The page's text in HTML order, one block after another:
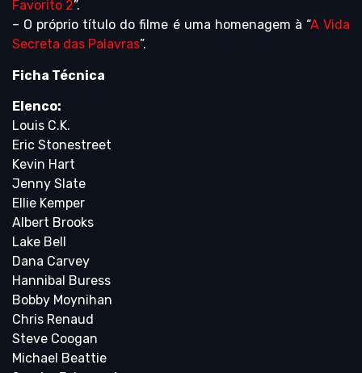
Favorito 2”.
– O próprio título do filme é uma homenagem à “A Vida
Secreta das Palavras”.
Ficha Técnica
Elenco:
Louis C.K.
Eric Stonestreet
Kevin Hart
Jenny Slate
Ellie Kemper
Albert Brooks
Lake Bell
Dana Carvey
Hannibal Buress
Bobby Moynihan
Chris Renaud
Steve Coogan
Michael Beattie